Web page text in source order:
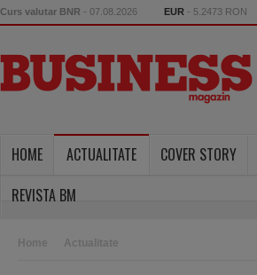
Curs valutar BNR - 07.08.2026 EUR - 5.2473 RON
HOME ACTUALITATE COVER STORY
REVISTA BM
Home Actualitate